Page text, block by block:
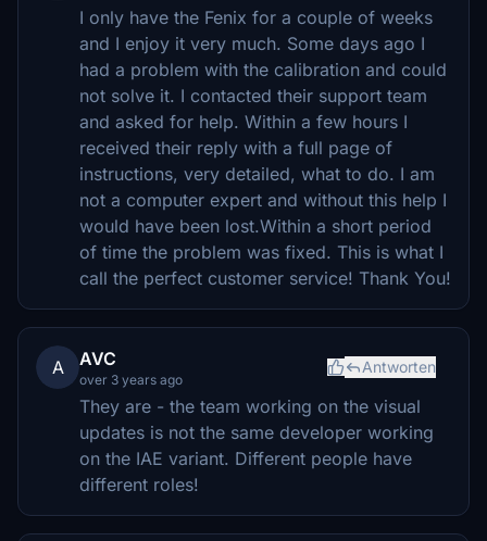
I only have the Fenix for a couple of weeks
and I enjoy it very much. Some days ago I
had a problem with the calibration and could
not solve it. I contacted their support team
and asked for help. Within a few hours I
received their reply with a full page of
instructions, very detailed, what to do. I am
not a computer expert and without this help I
would have been lost.Within a short period
of time the problem was fixed. This is what I
call the perfect customer service! Thank You!
A AVC
over 3 years ago
Antworten
They are - the team working on the visual
updates is not the same developer working
on the IAE variant. Different people have
different roles!